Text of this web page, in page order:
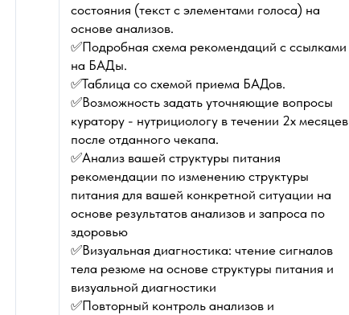
состояния (текст с элементами голоса) на
основе анализов.
✅Подробная схема рекомендаций с ссылками
на БАДы.
✅Таблица со схемой приема БАДов.
✅Возможность задать уточняющие вопросы
куратору - нутрициологу в течении 2х месяцев
после отданного чекапа.
✅Анализ вашей структуры питания
рекомендации по изменению структуры
питания для вашей конкретной ситуации на
основе результатов анализов и запроса по
здоровью
✅Визуальная диагностика: чтение сигналов
тела резюме на основе структуры питания и
визуальной диагностики
✅Повторный контроль анализов и